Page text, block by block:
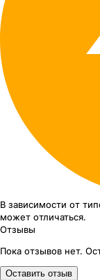
В зависимости от
может отличаться.
Отзывы
Пока отзывов нет.
Оставить отзыв